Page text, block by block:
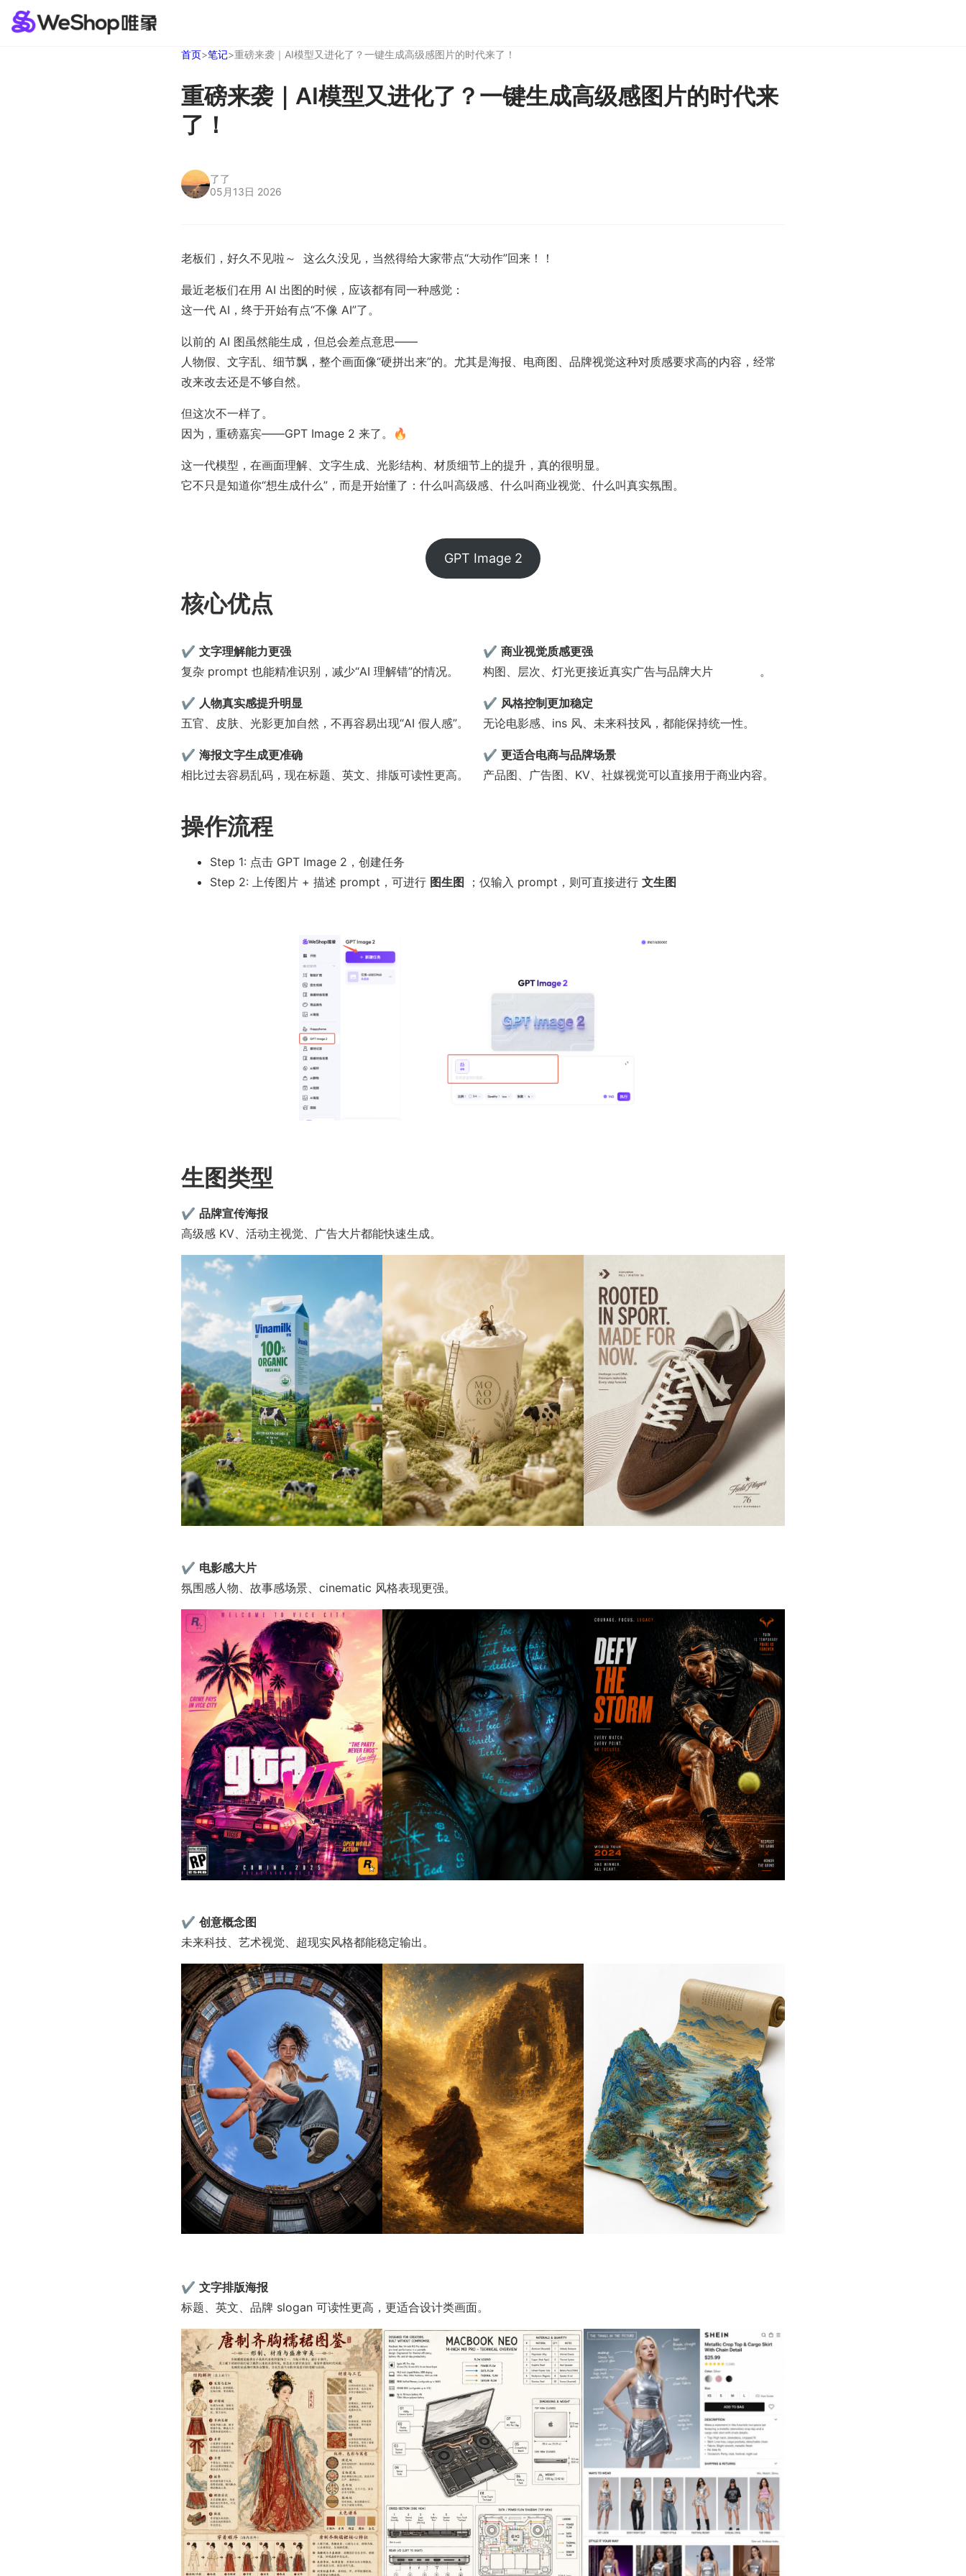
首页>笔记>重磅来袭｜AI模型又进化了？一键生成高级感图片的时代来了！
重磅来袭｜AI模型又进化了？一键生成高级感图片的时代来
了！
了了
05月13日 2026
老板们，好久不见啦～  这么久没见，当然得给大家带点“大动作”回来！！
最近老板们在用 AI 出图的时候，应该都有同一种感觉：
这一代 AI，终于开始有点“不像 AI”了。
以前的 AI 图虽然能生成，但总会差点意思——
人物假、文字乱、细节飘，整个画面像“硬拼出来”的。尤其是海报、电商图、品牌视觉这种对质感要求高的内容，经常
改来改去还是不够自然。
但这次不一样了。
因为，重磅嘉宾——GPT Image 2 来了。🔥
这一代模型，在画面理解、文字生成、光影结构、材质细节上的提升，真的很明显。
它不只是知道你“想生成什么”，而是开始懂了：什么叫高级感、什么叫商业视觉、什么叫真实氛围。
GPT Image 2
核心优点
✔ 文字理解能力更强
复杂 prompt 也能精准识别，减少“AI 理解错”的情况。
✔ 人物真实感提升明显
五官、皮肤、光影更加自然，不再容易出现“AI 假人感”。
✔ 海报文字生成更准确
相比过去容易乱码，现在标题、英文、排版可读性更高。
✔ 商业视觉质感更强
构图、层次、灯光更接近真实广告与品牌大片             。
✔ 风格控制更加稳定
无论电影感、ins 风、未来科技风，都能保持统一性。
✔ 更适合电商与品牌场景
产品图、广告图、KV、社媒视觉可以直接用于商业内容。
操作流程
Step 1: 点击 GPT Image 2，创建任务
Step 2: 上传图片 + 描述 prompt，可进行 图生图 ；仅输入 prompt，则可直接进行 文生图
生图类型
✔ 品牌宣传海报
高级感 KV、活动主视觉、广告大片都能快速生成。
✔ 电影感大片
氛围感人物、故事感场景、cinematic 风格表现更强。
✔ 创意概念图
未来科技、艺术视觉、超现实风格都能稳定输出。
✔ 文字排版海报
标题、英文、品牌 slogan 可读性更高，更适合设计类画面。